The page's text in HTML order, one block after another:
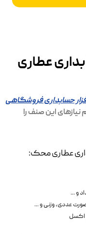
عطاری
حسابداری فروشگاهی
این صنف را
عطاری محک:
و ...
عددی، وزنی و ...
اکسل